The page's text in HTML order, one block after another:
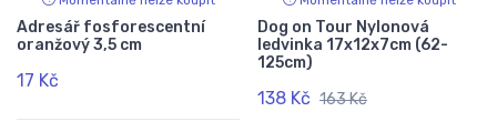
Adresář fosforescentní
oranžový 3,5 cm
17 Kč
Dog on Tour Nylonová
ledvinka 17x12x7cm (62-
125cm)
138 Kč 163 Kč